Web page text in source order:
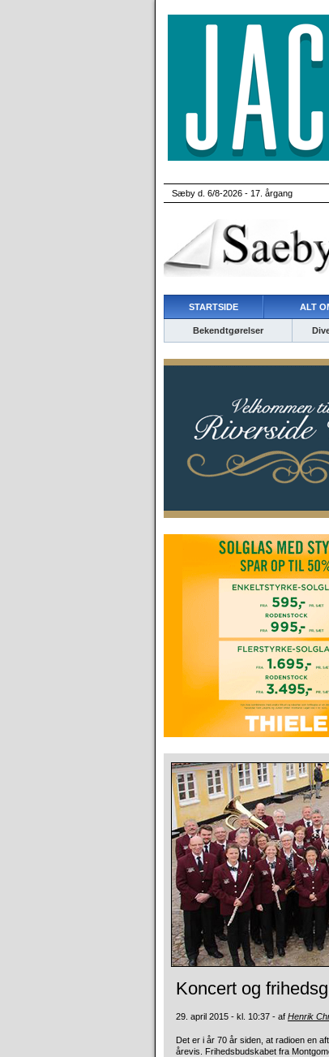
Sæby d. 6/8-2026 - 17. årgang
STARTSIDE ALT
Bekendtgørelser
Koncert og
29. april 2015 - kl. 10:37 - af Henrik
Det er i år 70 år siden, at radioen en
årevis. Frihedsbudskabet fra